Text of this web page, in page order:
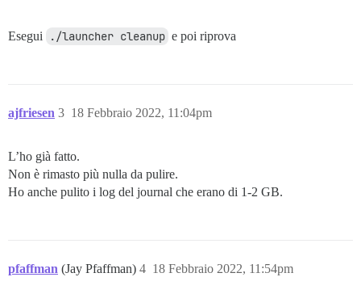
Esegui ./launcher cleanup e poi riprova
ajfriesen 18 Febbraio 2022, 11:04pm
3
L’ho già fatto.
Non è rimasto più nulla da pulire.
Ho anche pulito i log del journal che erano di 1-2 GB.
pfaffman (Jay Pfaffman) 18 Febbraio 2022, 11:54pm
4